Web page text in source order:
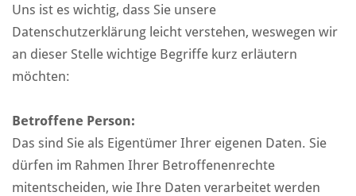
Uns ist es wichtig, dass Sie unsere
Datenschutzerklärung leicht verstehen, weswegen wir
an dieser Stelle wichtige Begriffe kurz erläutern
möchten:
Betroffene Person:
Das sind Sie als Eigentümer Ihrer eigenen Daten. Sie
dürfen im Rahmen Ihrer Betroffenenrechte
mitentscheiden, wie Ihre Daten verarbeitet werden